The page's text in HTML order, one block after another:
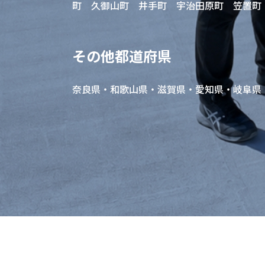
町 久御山町 井手町 宇治田原町 笠置
その他都道府県
奈良県・和歌山県・滋賀県・愛知県・岐阜